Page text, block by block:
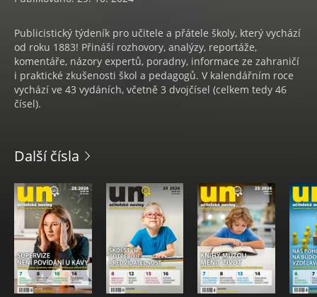
Publicistický týdeník pro učitele a přátele školy, který vychází
od roku 1883! Přináší rozhovory, analýzy, reportáže,
komentáře, názory expertů, poradny, informace ze zahraničí
i praktické zkušenosti škol a pedagogů. V kalendářním roce
vychází ve 43 vydáních, včetně 3 dvojčísel (celkem tedy 46
čísel).
Další čísla